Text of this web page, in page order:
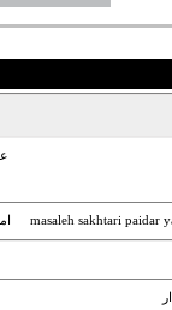
masaleh sakhtari paidar